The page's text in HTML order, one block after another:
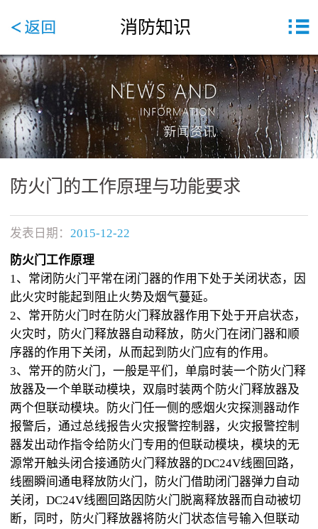
消防知识
防火门的工作原理与功能要求
发表日期： 2015-12-22
防火门工作原理
1、常闭防火门平常在闭门器的作用下处于关闭状态，因
此火灾时能起到阻止火势及烟气蔓延。
2、常开防火门时在防火门释放器作用下处于开启状态，
火灾时，防火门释放器自动释放，防火门在闭门器和顺
序器的作用下关闭，从而起到防火门应有的作用。
3、常开的防火门，一般是平们，单扇时装一个防火门释
放器及一个单联动模块，双扇时装两个防火门释放器及
两个但联动模块。防火门任一侧的感烟火灾探测器动作
报警后，通过总线报告火灾报警控制器，火灾报警控制
器发出动作指令给防火门专用的但联动模块，模块的无
源常开触头闭合接通防火门释放器的DC24V线圈回路，
线圈瞬间通电释放防火门，防火门借助闭门器弹力自动
关闭，DC24V线圈回路因防火门脱离释放器而自动被切
断，同时，防火门释放器将防火门状态信号输入但联动